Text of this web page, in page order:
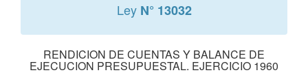
Ley N° 13032
RENDICION DE CUENTAS Y BALANCE DE
EJECUCION PRESUPUESTAL. EJERCICIO 1960